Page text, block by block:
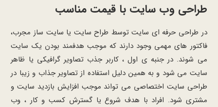
طراحی وب سایت با قیمت مناسب
در طراحی حرفه ای سایت توسط طراح سایت یا سایت ساز مجرب،
فاکتور های مهمی وجود دارند که موجب هدفمند بودن یک سایت
می شوند. در جنبه ی اول ، کاربر جذب تصاویر گرافیکی یا ظاهر
سایت می شود و به همین دلیل استفاده از تصاویر جذاب و زیبا در
طراحی سایت اختصاصی می تواند موجب افزایش بازدید سایت و
مشتری شود. افراد با هدف شروع یا گسترش کسب و کار ، وب